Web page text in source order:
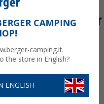
CAMPING
camping.it.
the store in English?
ENGLISH